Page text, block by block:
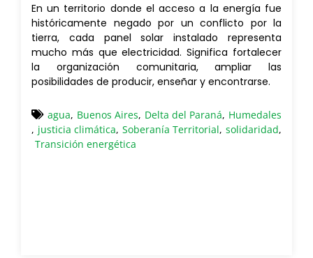
En un territorio donde el acceso a la energía fue
históricamente negado por un conflicto por la
tierra, cada panel solar instalado representa
mucho más que electricidad. Significa fortalecer
la organización comunitaria, ampliar las
posibilidades de producir, enseñar y encontrarse.
agua, Buenos Aires, Delta del Paraná, Humedales
, justicia climática, Soberanía Territorial, solidaridad,
Transición energética